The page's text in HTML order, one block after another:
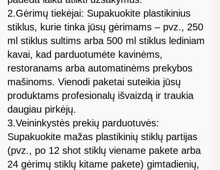
2.Gėrimų tiekėjai: Supakuokite plastikinius
stiklus, kurie tinka jūsų gėrimams – pvz., 250
ml stiklus sultims arba 500 ml stiklus lediniam
kavai, kad parduotumėte kavinėms,
restoranams arba automatinėms prekybos
mašinoms. Vienodi paketai suteikia jūsų
produktams profesionalų išvaizdą ir traukia
daugiau pirkėjų.
3.Veininkystės prekių parduotuvės:
Supakuokite mažas plastikinių stiklų partijas
(pvz., po 12 shot stiklų viename pakete arba
24 gėrimų stiklų kitame pakete) gimtadienių,